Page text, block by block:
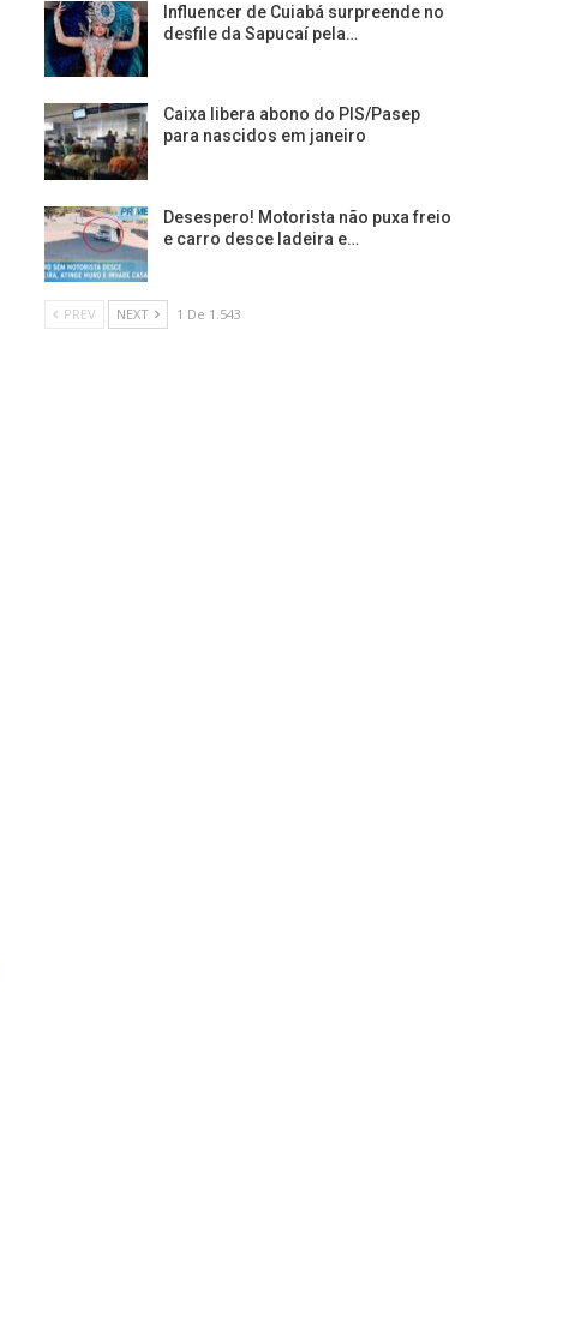
Influencer de Cuiabá surpreende no
desfile da Sapucaí pela…
Caixa libera abono do PIS/Pasep
para nascidos em janeiro
Desespero! Motorista não puxa freio
e carro desce ladeira e…
PREV NEXT 1 De 1.543